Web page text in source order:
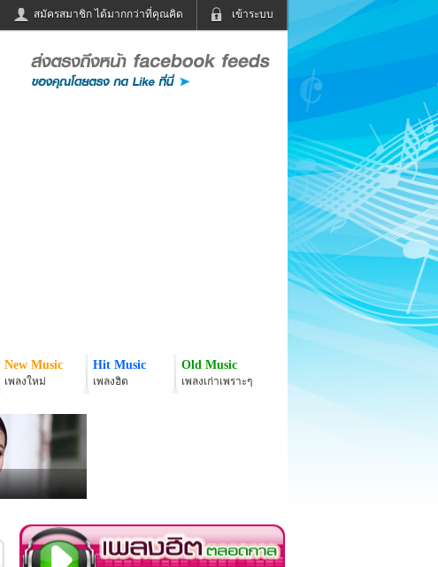
เข้าระบบ
สมัครสมาชิก ได้มากกว่าที่คุณคิด
ฟังวิทยุออนไลน์
Email
New Music
เพลงใหม่
Hit Music
เพลงฮิต
Old Music
เพลงเก่าเพราะๆ